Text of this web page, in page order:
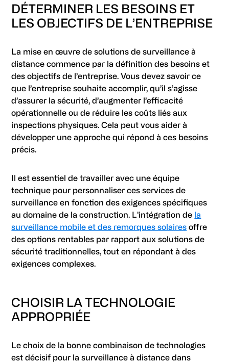
DÉTERMINER LES BESOINS ET
LES OBJECTIFS DE L’ENTREPRISE
La mise en œuvre de solutions de surveillance à
distance commence par la définition des besoins et
des objectifs de l’entreprise. Vous devez savoir ce
que l’entreprise souhaite accomplir, qu’il s’agisse
d’assurer la sécurité, d’augmenter l’efficacité
opérationnelle ou de réduire les coûts liés aux
inspections physiques. Cela peut vous aider à
développer une approche qui répond à ces besoins
précis.
Il est essentiel de travailler avec une équipe
technique pour personnaliser ces services de
surveillance en fonction des exigences spécifiques
au domaine de la construction. L’intégration de la
surveillance mobile et des remorques solaires offre
des options rentables par rapport aux solutions de
sécurité traditionnelles, tout en répondant à des
exigences complexes.
CHOISIR LA TECHNOLOGIE
APPROPRIÉE
Le choix de la bonne combinaison de technologies
est décisif pour la surveillance à distance dans